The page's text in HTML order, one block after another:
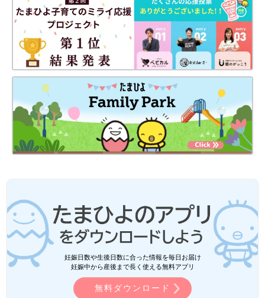
妊娠日数や生後日数に合った情報を毎日お届け
妊娠中から産後まで長く使える無料アプリ
無料ダウンロード